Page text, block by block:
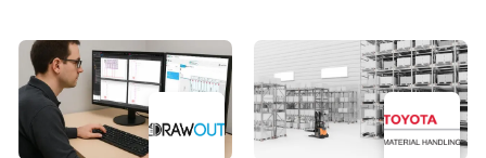
de havde, før de gik i
gang med projektet.
”Vi har jo kørt det her
som team på 3, hvor vi
udfordringer med at
sikre et sundt
arbejdsmiljø og samtidig
opretholde
fleksibiliteten i deres